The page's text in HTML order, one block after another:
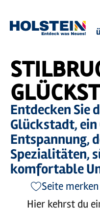
Sie
Startseite Stilbruch
Entdecken Sie
Glückstadt, ein
Entspannung,
Spezialitäten,
komfortable
Seite merken
Hier kehrst du